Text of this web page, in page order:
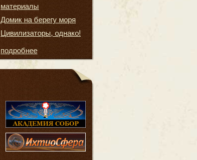
материалы
Домик на берегу моря
Цивилизаторы, однако!
подробнее